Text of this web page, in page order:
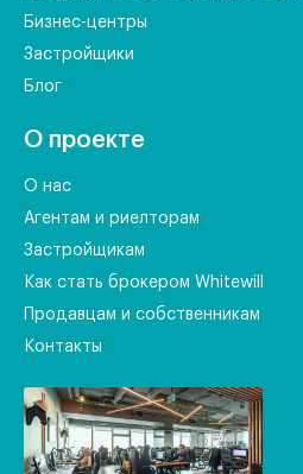
Бизнес-центры
Застройщики
Блог
О проекте
О нас
Агентам и риелторам
Застройщикам
Как стать брокером Whitewill
Продавцам и собственникам
Контакты